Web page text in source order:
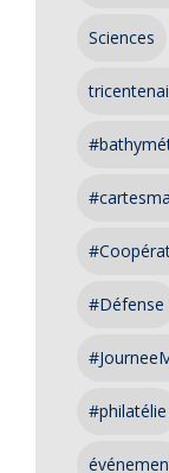
Sciences
#Défense
#philatélie